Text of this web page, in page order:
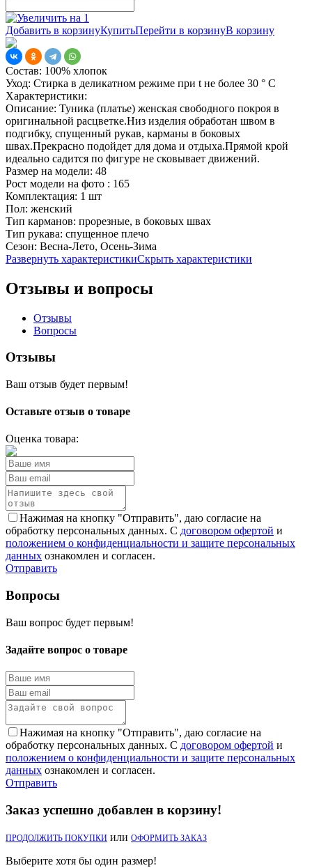
Добавить в корзинуКупитьПерейти в корзинуВ корзину
Состав: 100% хлопок
Уход: Стирка в деликатном режиме при t не более 30 ° С
Характеристики:
Описание: Туника (платье) женская свободного покроя в
оригинальной расцветке.Низ изделия обработан швом в
подгибку, спущенный рукав, карманы в боковых
швах.Прекрасно подойдет для дома и отдыха.Прямой крой
идеально садится по фигуре не сковывает движений.
Размер на модели: 48
Рост модели на фото : 165
Комплектация: 1 шт
Пол: женский
Тип карманов: прорезные, в боковых швах
Тип рукава: спущенное плечо
Сезон: Весна-Лето, Осень-Зима
Развернуть характеристикиСкрыть характеристики
Отзывы и вопросы
Отзывы
Вопросы
Отзывы
Ваш отзыв будет первым!
Оставьте отзыв о товаре
Оценка товара:
Нажимая на кнопку "Отправить", даю согласие на
обработку персональных данных. С договором офертой и
положением о конфиденциальности и защите персональных
данных ознакомлен и согласен.
Отправить
Вопросы
Ваш вопрос будет первым!
Задайте вопрос о товаре
Нажимая на кнопку "Отправить", даю согласие на
обработку персональных данных. С договором офертой и
положением о конфиденциальности и защите персональных
данных ознакомлен и согласен.
Отправить
Заказ успешно добавлен в корзину!
ПРОДОЛЖИТЬ ПОКУПКИ или ОФОРМИТЬ ЗАКАЗ
Выберите хотя бы один размер!